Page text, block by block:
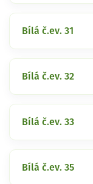
Bílá č.ev. 31
Bílá č.ev. 32
Bílá č.ev. 33
Bílá č.ev. 35